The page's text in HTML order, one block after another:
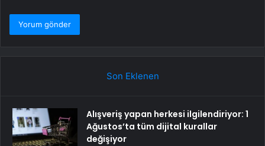
Son Eklenen
Alışveriş yapan herkesi ilgilendiriyor: 1
Ağustos’ta tüm dijital kurallar
değişiyor